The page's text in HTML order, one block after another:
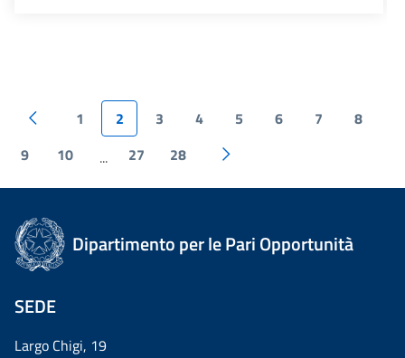
1 2 3 4 5 6 7
8
9
10 ... 27 28
Dipartimento per le Pari Opportunità
SEDE
Largo Chigi, 19